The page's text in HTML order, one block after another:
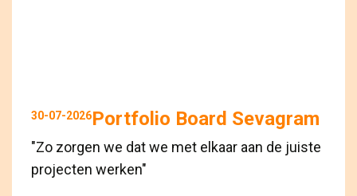
30-07-2026Portfolio Board Sevagram
"Zo zorgen we dat we met elkaar aan de juiste
projecten werken"